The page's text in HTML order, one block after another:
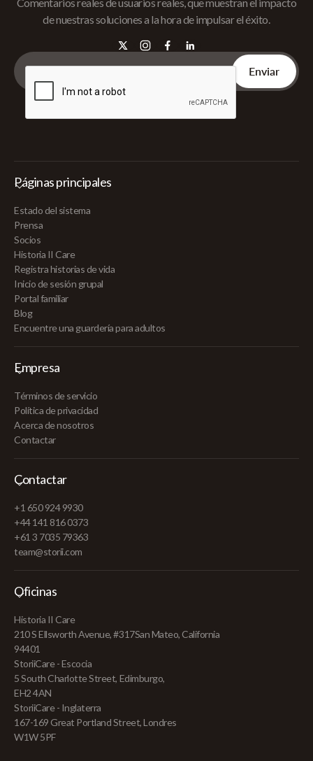
de nuestras soluciones a la hora de impulsar el éxito.
Páginas principales
Estado del sistema
Prensa
Socios
Historia II Care
Registra historias de vida
Inicio de sesión grupal
Portal familiar
Blog
Encuentre una guardería para adultos
Empresa
Términos de servicio
Política de privacidad
Acerca de nosotros
Contactar
Contactar
+1 650 924 9930
+44 141 816 0373
+61 3 7035 79363
team@storii.com
Oficinas
Historia II Care
210 S Ellsworth Avenue, #317San Mateo, California
94401
StoriiCare - Escocia
5 South Charlotte Street, Edimburgo,
EH2 4AN
StoriiCare - Inglaterra
167-169 Great Portland Street, Londres
W1W 5PF